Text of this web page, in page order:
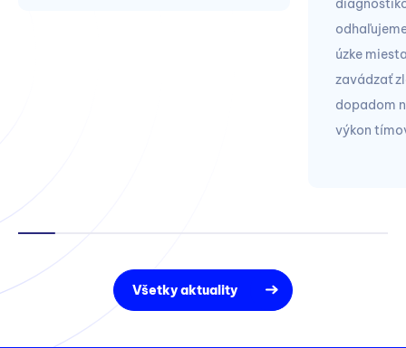
úzke
zavádzať
dopadom
výkon
Všetky aktuality